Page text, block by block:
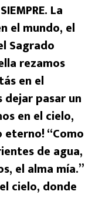
La
el mundo, el
Sagrado
rezamos
en el
pasar un
en el cielo,
“Como
de agua,
el alma mía.”
cielo, donde